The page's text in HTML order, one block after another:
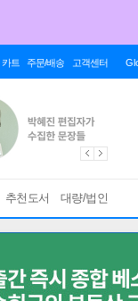
카트 주문/배송 고객센터
추천도서 대량/법인